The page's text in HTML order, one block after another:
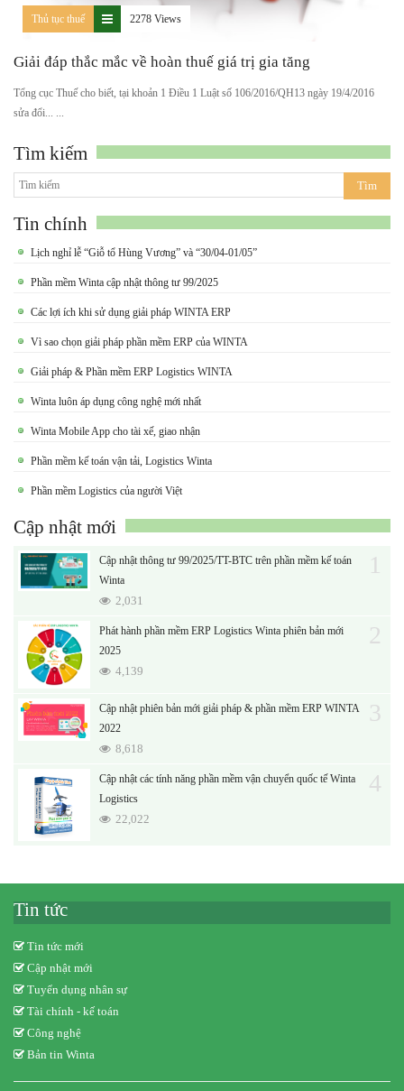
Thủ tục thuế 2278 Views
Giải đáp thắc mắc về hoàn thuế giá trị gia tăng
Tổng cục Thuế cho biết, tại khoản 1 Điều 1 Luật số 106/2016/QH13 ngày 19/4/2016
sửa đổi... ...
Tìm kiếm
Tin chính
Lịch nghỉ lễ “Giỗ tổ Hùng Vương” và “30/04-01/05”
Phần mềm Winta cập nhật thông tư 99/2025
Các lợi ích khi sử dụng giải pháp WINTA ERP
Vì sao chọn giải pháp phần mềm ERP của WINTA
Giải pháp & Phần mềm ERP Logistics WINTA
Winta luôn áp dụng công nghệ mới nhất
Winta Mobile App cho tài xế, giao nhận
Phần mềm kế toán vận tải, Logistics Winta
Phần mềm Logistics của người Việt
Cập nhật mới
Cập nhật thông tư 99/2025/TT-BTC trên phần mềm kế toán
Winta
2,031
1
Phát hành phần mềm ERP Logistics Winta phiên bản mới
2025
4,139
2
Cập nhật phiên bản mới giải pháp & phần mềm ERP WINTA
2022
8,618
3
Cập nhật các tính năng phần mềm vận chuyển quốc tế Winta
Logistics
22,022
4
Tin tức
Tin tức mới
Cập nhật mới
Tuyển dụng nhân sự
Tài chính - kế toán
Công nghệ
Bản tin Winta